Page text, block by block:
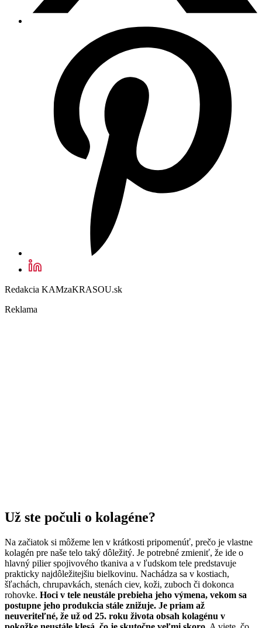
Redakcia KAMzaKRASOU.sk
Reklama
Už ste počuli o kolagéne?
Na začiatok si môžeme len v krátkosti pripomenúť, prečo je vlastne
kolagén pre naše telo taký dôležitý. Je potrebné zmieniť, že ide o
hlavný pilier spojivového tkaniva a v ľudskom tele predstavuje
prakticky najdôležitejšiu bielkovinu. Nachádza sa v kostiach,
šľachách, chrupavkách, stenách ciev, koži, zuboch či dokonca
rohovke. Hoci v tele neustále prebieha jeho výmena, vekom sa
postupne jeho produkcia stále znižuje. Je priam až
neuveriteľné, že už od 25. roku života obsah kolagénu v